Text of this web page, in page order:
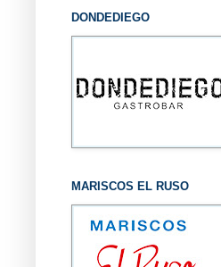
DONDEDIEGO
MARISCOS EL RUSO